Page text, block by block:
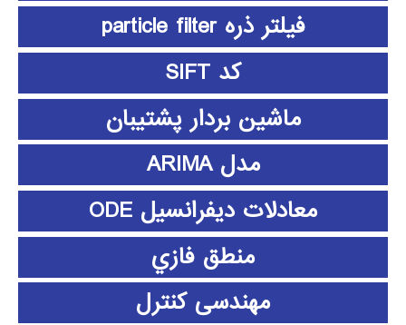
فیلتر ذره particle filter
کد SIFT
ماشین بردار پشتیبان
مدل ARIMA
معادلات دیفرانسیل ODE
منطق فازي
مهندسی کنترل